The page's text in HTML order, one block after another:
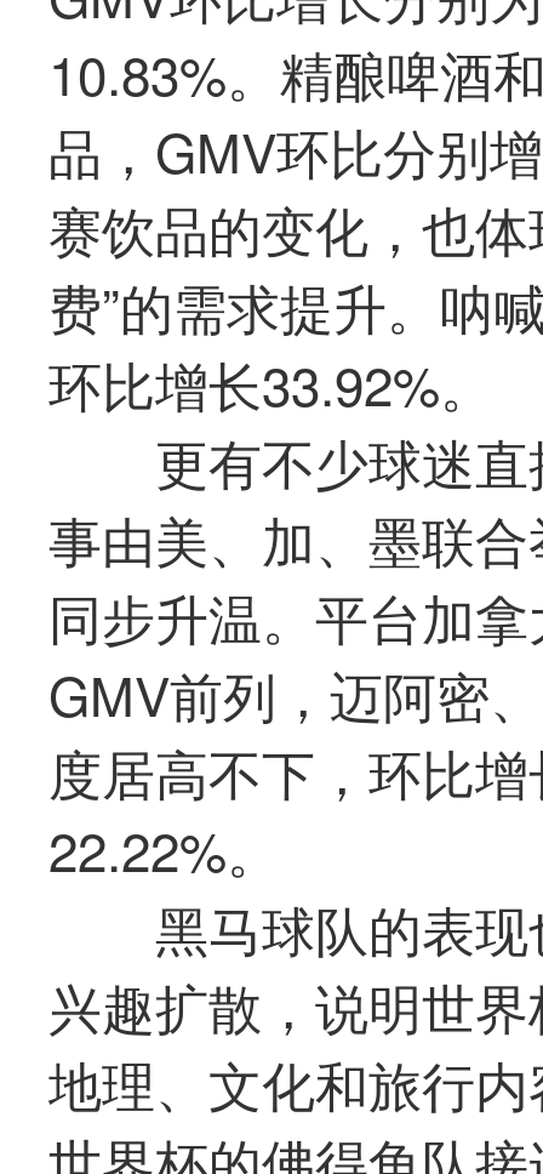
10.83%。精酿啤酒
品，GMV环比分别
赛饮品的变化，也
费”的需求提升。呐
环比增长33.92%。
更有不少球迷
事由美、加、墨联
同步升温。平台加
GMV前列，迈阿密
度居高不下，环比
22.22%。
黑马球队的表
兴趣扩散，说明世
地理、文化和旅行